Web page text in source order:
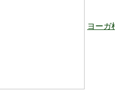
ヨーガ